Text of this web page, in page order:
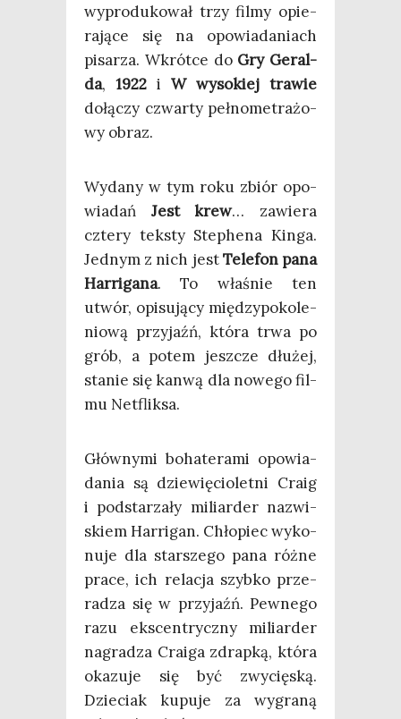
wypro­du­ko­wał trzy fil­my opie­
ra­ją­ce się na opo­wia­da­niach
pisa­rza. Wkrót­ce do Gry Geral­
da, 1922 i W wyso­kiej tra­wie
dołą­czy czwar­ty peł­no­me­tra­żo­
wy obraz.
Wyda­ny w tym roku zbiór opo­
wia­dań Jest krew… zawie­ra
czte­ry tek­sty Ste­phe­na Kin­ga.
Jed­nym z nich jestTele­fon pana
Har­ri­ga­na. To wła­śnie ten
utwór, opi­su­ją­cy mię­dzy­po­ko­le­
nio­wą przy­jaźń, któ­ra trwa po
grób, a potem jesz­cze dłu­żej,
sta­nie się kan­wą dla nowe­go fil­
mu Netfliksa.
Głów­ny­mi boha­te­ra­mi opo­wia­
da­nia są dzie­wię­cio­let­ni Cra­ig
i pod­sta­rza­ły miliar­der nazwi­
skiem Har­ri­gan. Chło­piec wyko­
nu­je dla star­sze­go pana róż­ne
pra­ce, ich rela­cja szyb­ko prze­
ra­dza się w przy­jaźń. Pew­ne­go
razu eks­cen­trycz­ny miliar­der
nagra­dza Cra­iga zdrap­ką, któ­ra
oka­zu­je się być zwy­cię­ską.
Dzie­ciak kupu­je za wygra­ną